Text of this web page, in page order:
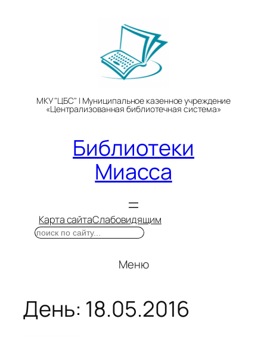
МКУ "ЦБС" | Муниципальное казенное учреждение
«Централизованная библиотечная система»
Библиотеки
Миасса
Карта сайтаСлабовидящим
Поиск
Меню
День: 18.05.2016